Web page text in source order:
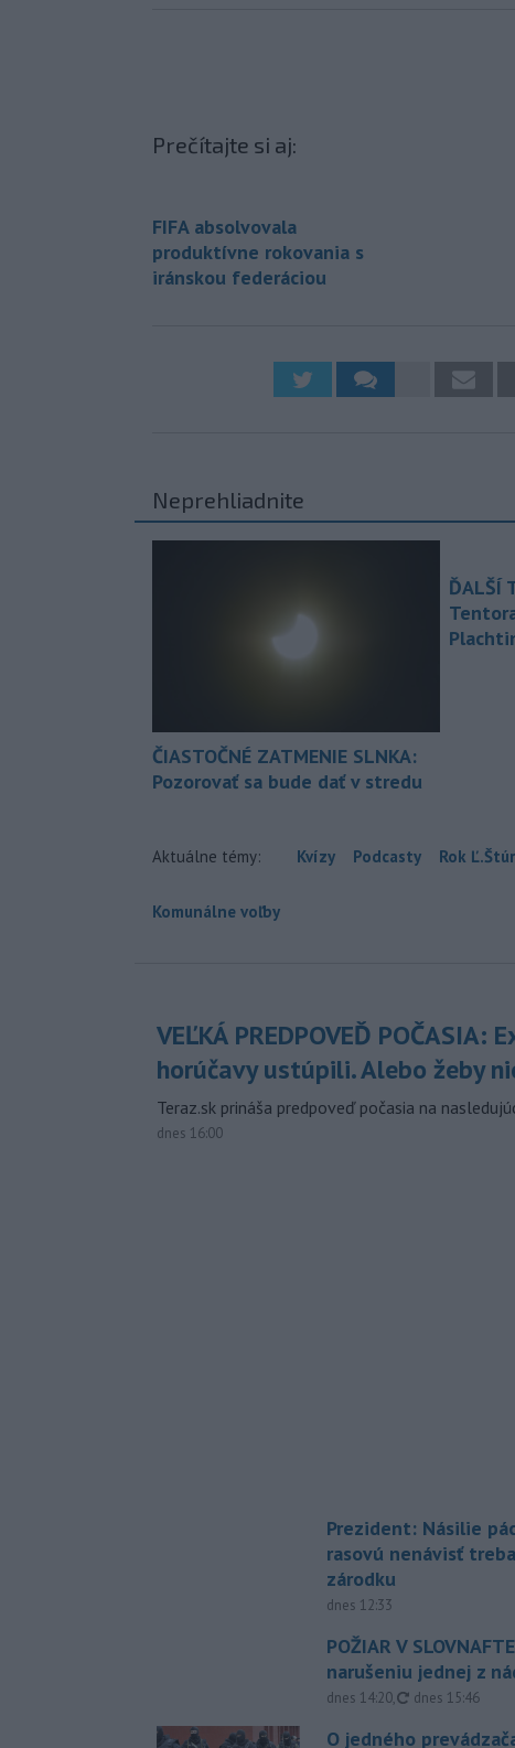
Prečítajte si aj:
FIFA absolvovala
produktívne rokovania s
iránskou federáciou
Neprehliadnite
ČIASTOČNÉ ZATMENIE SLNKA:
Pozorovať sa bude dať v stredu
ĎALŠÍ
Aktuálne témy: Kvízy Podcasty Rok
Komunálne voľby
VEĽKÁ PREDPOVEĎ POČASIA:
horúčavy ustúpili. Alebo žeby
Teraz.sk prináša predpoveď počasia na
dnes 16:00
Prezident: Násilie
rasovú nenávisť
zárodku
dnes 12:33
POŽIAR V
narušeniu jednej z
dnes 14:20, aktualizované
dnes 15:46
O jedného